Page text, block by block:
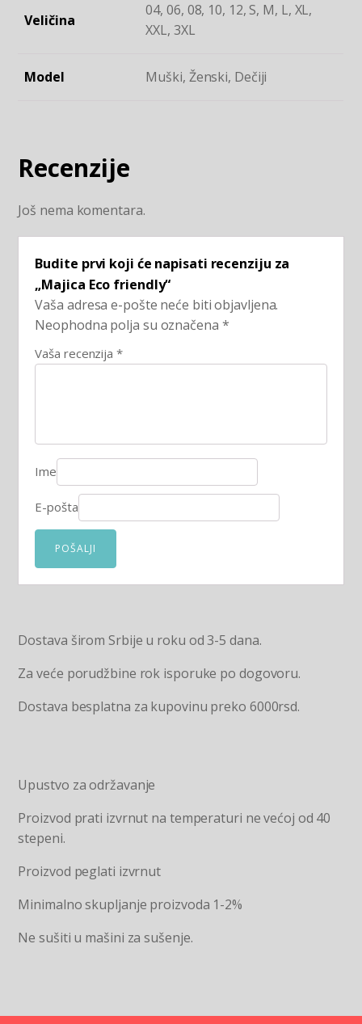
Veličina
04, 06, 08, 10, 12, S, M, L, XL,
XXL, 3XL
Model Muški, Ženski, Dečiji
Recenzije
Još nema komentara.
Budite prvi koji će napisati recenziju za
„Majica Eco friendly“
Vaša adresa e-pošte neće biti objavljena.
Neophodna polja su označena *
Vaša recenzija *
Ime
E-pošta
Dostava širom Srbije u roku od 3-5 dana.
Za veće porudžbine rok isporuke po dogovoru.
Dostava besplatna za kupovinu preko 6000rsd.
Upustvo za održavanje
Proizvod prati izvrnut na temperaturi ne većoj od 40
stepeni.
Proizvod peglati izvrnut
Minimalno skupljanje proizvoda 1-2%
Ne sušiti u mašini za sušenje.